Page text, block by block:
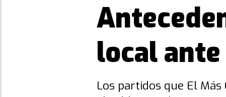
local ante
Los partidos que El